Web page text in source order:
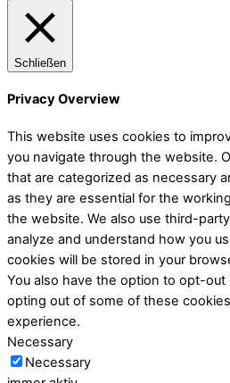
Schließen
Privacy Overview
This website uses cookies to
you navigate through the website.
that are categorized as necessary
as they are essential for the
the website. We also use third-
analyze and understand how you
cookies will be stored in your
You also have the option to opt-
opting out of some of these
experience.
Necessary
Necessary